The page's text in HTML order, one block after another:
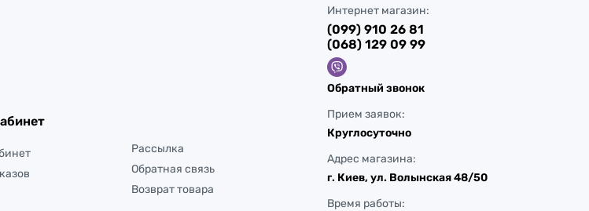
Рассылка
Обратная связь
Возврат товара
Интернет магазин:
(099) 910 26 81
(068) 129 09 99
Обратный звонок
Прием заявок:
Круглосуточно
Адрес магазина:
г. Киев, ул. Волынская 48/50
Время работы: